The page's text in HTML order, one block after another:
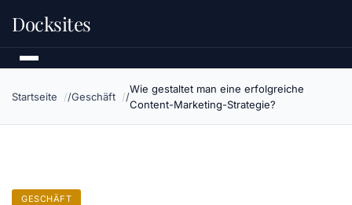
Docksites
Startseite Geschäft
Wie gestaltet man eine erfolgreiche
Content-Marketing-Strategie?
GESCHÄFT